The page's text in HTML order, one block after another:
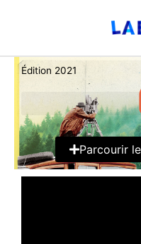
Édition 2021
Parcourir